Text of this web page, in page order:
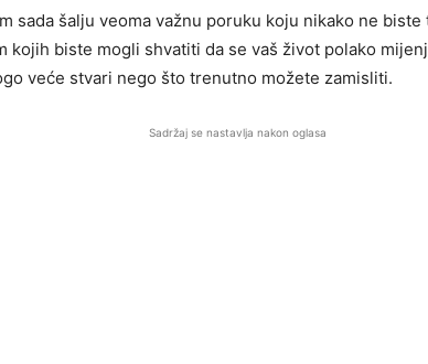
sada šalju veoma važnu poruku koju nikako ne
kojih biste mogli shvatiti da se vaš život polako
veće stvari nego što trenutno možete zamisliti.
Sadržaj se nastavlja nakon oglasa